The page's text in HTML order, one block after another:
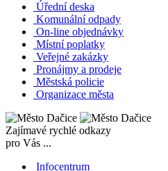
Úřední deska
Komunální odpady
On-line objednávky
Místní poplatky
Veřejné zakázky
Pronájmy a prodeje
Městská policie
Organizace města
Zajímavé rychlé odkazy
pro Vás ...
Infocentrum